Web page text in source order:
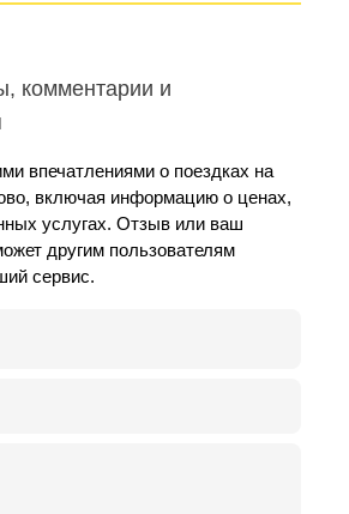
комментарии и
впечатлениями о поездках на
включая информацию о ценах,
услугах. Отзыв или ваш
другим пользователям
сервис.